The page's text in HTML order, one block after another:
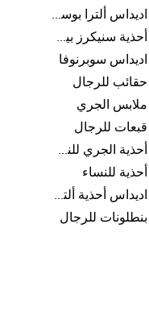
اديداس ألترا بوست
أحذية سنيكرز بيضاء للرجال
اديداس سوبرنوفا
حقائب للرجال
ملابس الجري
قبعات للرجال
أحذية الجري للنساء
أحذية للنساء
اديداس أحذية ألترا بوست للرجال
بنطلونات للرجال